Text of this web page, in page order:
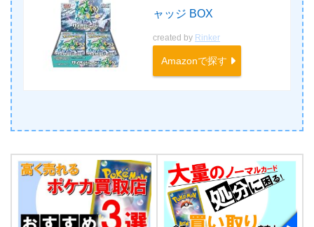
ャッジ BOX
created by Rinker
Amazonで探す